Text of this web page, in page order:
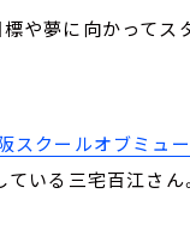
や夢に向かってス
スクールオブミュ
いる三宅百江さん